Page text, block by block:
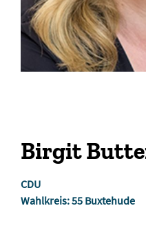
Birgit
CDU
Wahlkreis: 55 Buxtehude